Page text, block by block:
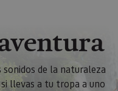
sonidos de la naturaleza
llevas a tu tropa a uno